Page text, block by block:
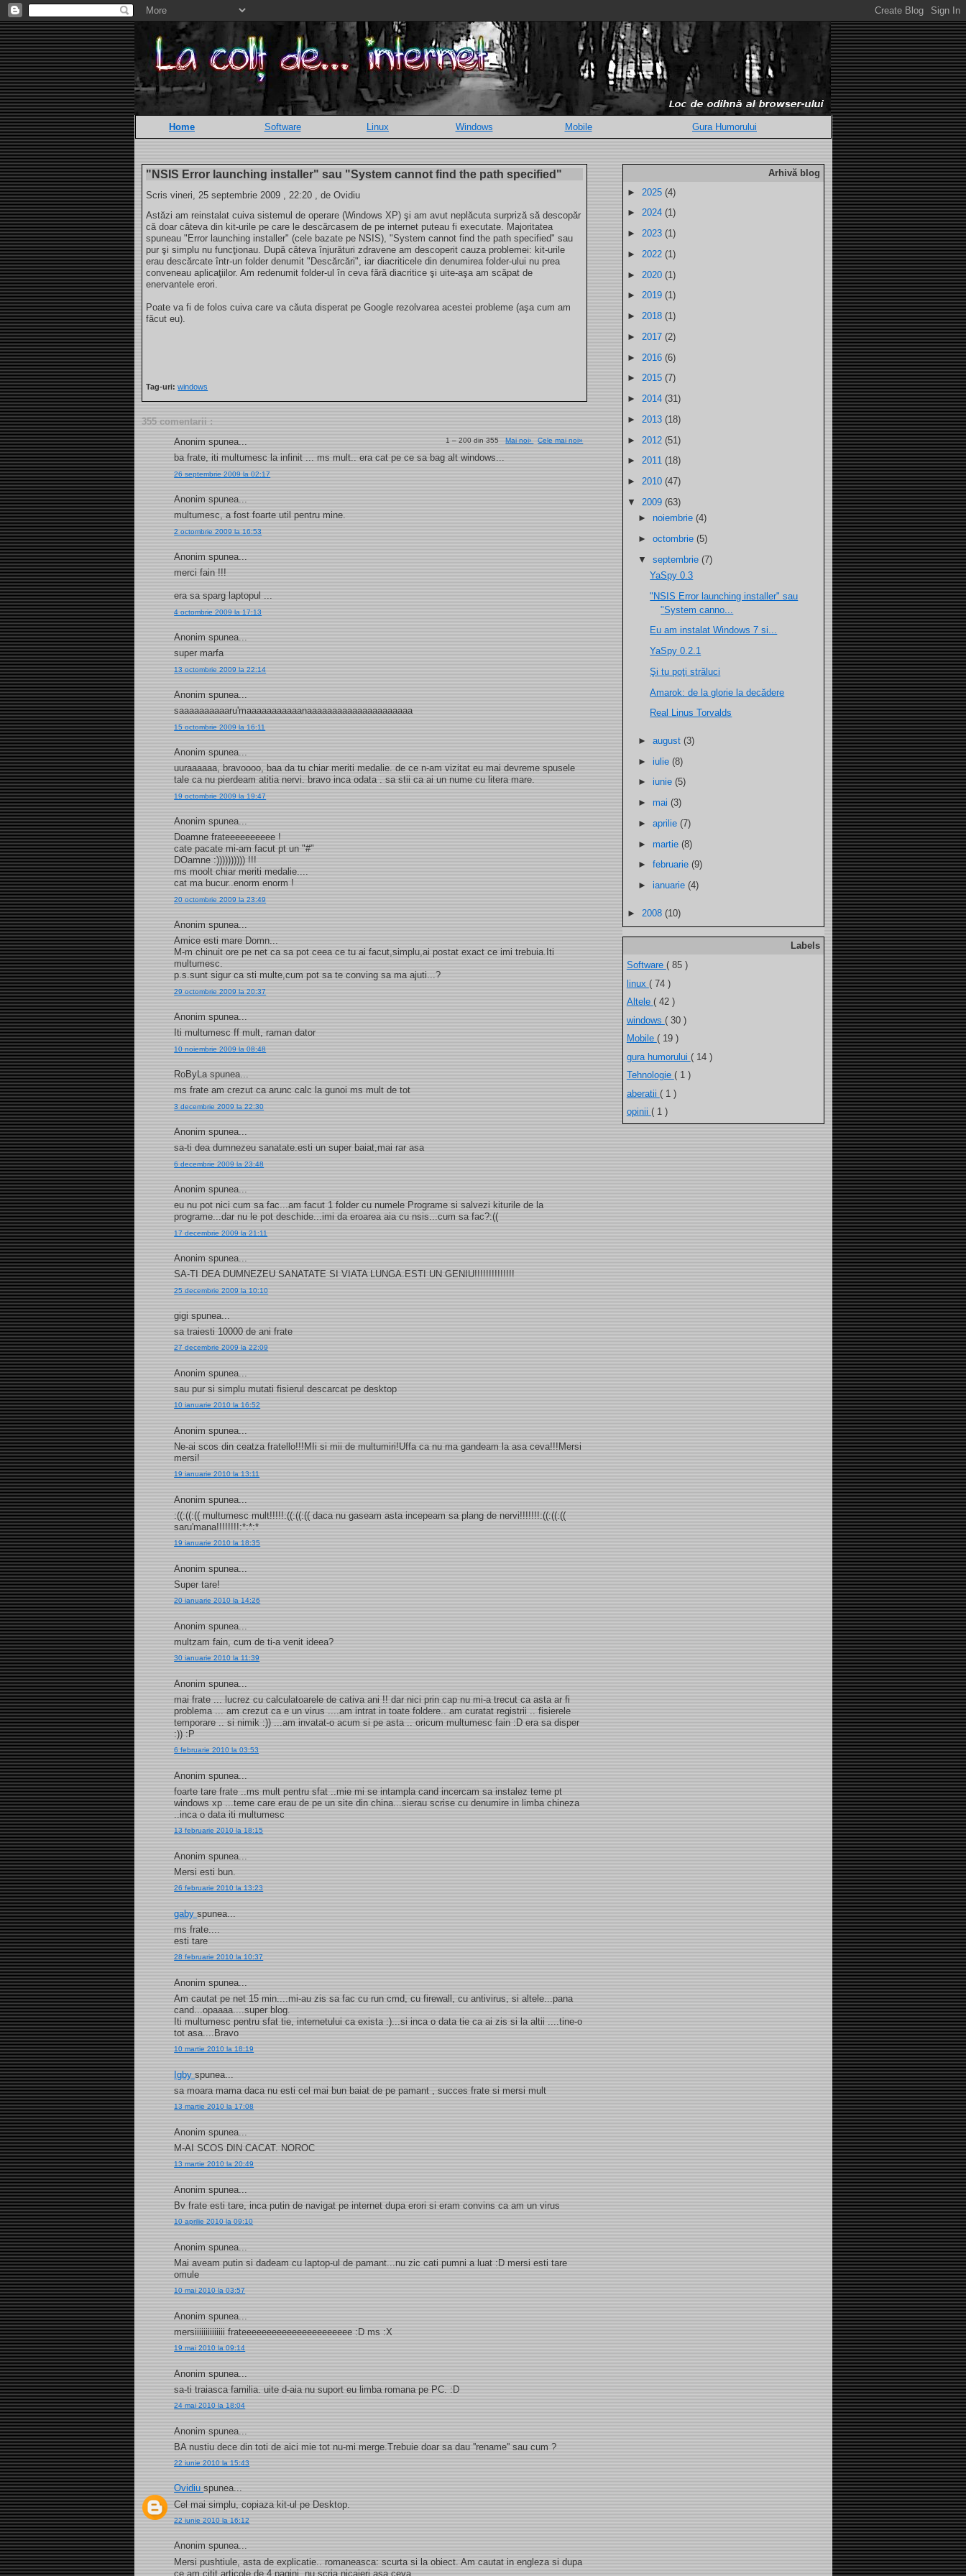
Home Software Linux Windows Mobile Gura Humorului
"NSIS Error launching installer" sau "System cannot find the path specified"
Scris vineri, 25 septembrie 2009 , 22:20 , de Ovidiu
Astăzi am reinstalat cuiva sistemul de operare (Windows XP) şi am avut neplăcuta surpriză să descopăr
că doar câteva din kit-urile pe care le descărcasem de pe internet puteau fi executate. Majoritatea
spuneau "Error launching installer" (cele bazate pe NSIS), "System cannot find the path specified" sau
pur şi simplu nu funcţionau. După câteva înjurături zdravene am descoperit cauza problemei: kit-urile
erau descărcate într-un folder denumit "Descărcări", iar diacriticele din denumirea folder-ului nu prea
conveneau aplicaţiilor. Am redenumit folder-ul în ceva fără diacritice şi uite-aşa am scăpat de
enervantele erori.
Poate va fi de folos cuiva care va căuta disperat pe Google rezolvarea acestei probleme (aşa cum am
făcut eu).
Tag-uri:windows
355 comentarii :
1 – 200 din 355Mai noi› Cele mai noi»
Anonim spunea...
ba frate, iti multumesc la infinit ... ms mult.. era cat pe ce sa bag alt windows...
26 septembrie 2009 la 02:17
Anonim spunea...
multumesc, a fost foarte util pentru mine.
2 octombrie 2009 la 16:53
Anonim spunea...
merci fain !!!
era sa sparg laptopul ...
4 octombrie 2009 la 17:13
Anonim spunea...
super marfa
13 octombrie 2009 la 22:14
Anonim spunea...
saaaaaaaaaaru'maaaaaaaaaaanaaaaaaaaaaaaaaaaaaaaa
15 octombrie 2009 la 16:11
Anonim spunea...
uuraaaaaa, bravoooo, baa da tu chiar meriti medalie. de ce n-am vizitat eu mai devreme spusele
tale ca nu pierdeam atitia nervi. bravo inca odata . sa stii ca ai un nume cu litera mare.
19 octombrie 2009 la 19:47
Anonim spunea...
Doamne frateeeeeeeeee !
cate pacate mi-am facut pt un "#"
DOamne :)))))))))) !!!
ms moolt chiar meriti medalie....
cat ma bucur..enorm enorm !
20 octombrie 2009 la 23:49
Anonim spunea...
Amice esti mare Domn...
M-m chinuit ore pe net ca sa pot ceea ce tu ai facut,simplu,ai postat exact ce imi trebuia.Iti
multumesc.
p.s.sunt sigur ca sti multe,cum pot sa te conving sa ma ajuti...?
29 octombrie 2009 la 20:37
Anonim spunea...
Iti multumesc ff mult, raman dator
10 noiembrie 2009 la 08:48
RoByLa spunea...
ms frate am crezut ca arunc calc la gunoi ms mult de tot
3 decembrie 2009 la 22:30
Anonim spunea...
sa-ti dea dumnezeu sanatate.esti un super baiat,mai rar asa
6 decembrie 2009 la 23:48
Anonim spunea...
eu nu pot nici cum sa fac...am facut 1 folder cu numele Programe si salvezi kiturile de la
programe...dar nu le pot deschide...imi da eroarea aia cu nsis...cum sa fac?:((
17 decembrie 2009 la 21:11
Anonim spunea...
SA-TI DEA DUMNEZEU SANATATE SI VIATA LUNGA.ESTI UN GENIU!!!!!!!!!!!!!!
25 decembrie 2009 la 10:10
gigi spunea...
sa traiesti 10000 de ani frate
27 decembrie 2009 la 22:09
Anonim spunea...
sau pur si simplu mutati fisierul descarcat pe desktop
10 ianuarie 2010 la 16:52
Anonim spunea...
Ne-ai scos din ceatza fratello!!!MIi si mii de multumiri!Uffa ca nu ma gandeam la asa ceva!!!Mersi
mersi!
19 ianuarie 2010 la 13:11
Anonim spunea...
:((:((:(( multumesc mult!!!!!:((:((:(( daca nu gaseam asta incepeam sa plang de nervi!!!!!!!:((:((:((
saru'mana!!!!!!!!:*:*:*
19 ianuarie 2010 la 18:35
Anonim spunea...
Super tare!
20 ianuarie 2010 la 14:26
Anonim spunea...
multzam fain, cum de ti-a venit ideea?
30 ianuarie 2010 la 11:39
Anonim spunea...
mai frate ... lucrez cu calculatoarele de cativa ani !! dar nici prin cap nu mi-a trecut ca asta ar fi
problema ... am crezut ca e un virus ....am intrat in toate foldere.. am curatat registrii .. fisierele
temporare .. si nimik :)) ...am invatat-o acum si pe asta .. oricum multumesc fain :D era sa disper
:)) :P
6 februarie 2010 la 03:53
Anonim spunea...
foarte tare frate ..ms mult pentru sfat ..mie mi se intampla cand incercam sa instalez teme pt
windows xp ...teme care erau de pe un site din china...sierau scrise cu denumire in limba chineza
..inca o data iti multumesc
13 februarie 2010 la 18:15
Anonim spunea...
Mersi esti bun.
26 februarie 2010 la 13:23
gabyspunea...
ms frate....
esti tare
28 februarie 2010 la 10:37
Anonim spunea...
Am cautat pe net 15 min....mi-au zis sa fac cu run cmd, cu firewall, cu antivirus, si altele...pana
cand...opaaaa....super blog.
Iti multumesc pentru sfat tie, internetului ca exista :)...si inca o data tie ca ai zis si la altii ....tine-o
tot asa....Bravo
10 martie 2010 la 18:19
Igbyspunea...
sa moara mama daca nu esti cel mai bun baiat de pe pamant , succes frate si mersi mult
13 martie 2010 la 17:08
Anonim spunea...
M-AI SCOS DIN CACAT. NOROC
13 martie 2010 la 20:49
Anonim spunea...
Bv frate esti tare, inca putin de navigat pe internet dupa erori si eram convins ca am un virus
10 aprilie 2010 la 09:10
Anonim spunea...
Mai aveam putin si dadeam cu laptop-ul de pamant...nu zic cati pumni a luat :D mersi esti tare
omule
10 mai 2010 la 03:57
Anonim spunea...
mersiiiiiiiiiiiiii frateeeeeeeeeeeeeeeeeeeeee :D ms :X
19 mai 2010 la 09:14
Anonim spunea...
sa-ti traiasca familia. uite d-aia nu suport eu limba romana pe PC. :D
24 mai 2010 la 18:04
Anonim spunea...
BA nustiu dece din toti de aici mie tot nu-mi merge.Trebuie doar sa dau ''rename'' sau cum ?
22 iunie 2010 la 15:43
Ovidiuspunea...
Cel mai simplu, copiaza kit-ul pe Desktop.
22 iunie 2010 la 16:12
Anonim spunea...
Mersi pushtiule, asta de explicatie.. romaneasca: scurta si la obiect. Am cautat in engleza si dupa
ce am citit articole de 4 pagini, nu scria nicaieri asa ceva.
Arhivă blog
► 2025 (4)
► 2024 (1)
► 2023 (1)
► 2022 (1)
► 2020 (1)
► 2019 (1)
► 2018 (1)
► 2017 (2)
► 2016 (6)
► 2015 (7)
► 2014 (31)
► 2013 (18)
► 2012 (51)
► 2011 (18)
► 2010 (47)
▼ 2009 (63)
►noiembrie(4)
►octombrie(5)
▼septembrie(7)
YaSpy 0.3
"NSIS Error launching installer" sau
"System canno...
Eu am instalat Windows 7 si...
YaSpy 0.2.1
Şi tu poţi străluci
Amarok: de la glorie la decădere
Real Linus Torvalds
►august(3)
►iulie(8)
►iunie(5)
►mai(3)
►aprilie(7)
►martie(8)
►februarie(9)
►ianuarie(4)
► 2008 (10)
Labels
Software ( 85 )
linux ( 74 )
Altele ( 42 )
windows ( 30 )
Mobile ( 19 )
gura humorului ( 14 )
Tehnologie ( 1 )
aberatii ( 1 )
opinii ( 1 )